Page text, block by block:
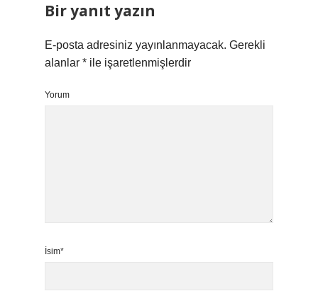
Bir yanıt yazın
E-posta adresiniz yayınlanmayacak. Gerekli
alanlar * ile işaretlenmişlerdir
Yorum
İsim*